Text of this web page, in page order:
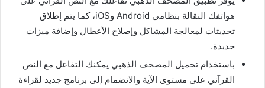
هواتفك النقالة بنظامي Android وiOS، كما يتم إطلاق
تحديثات لمعالجة المشاكل وإصلاح الأعطال وإضافة ميزات
جديدة.
باستخدام تحميل المصحف الذهبي يمكنك التفاعل مع النص
القرآني على مستوى الآية والانضمام إلى برنامج جديد لقراءة